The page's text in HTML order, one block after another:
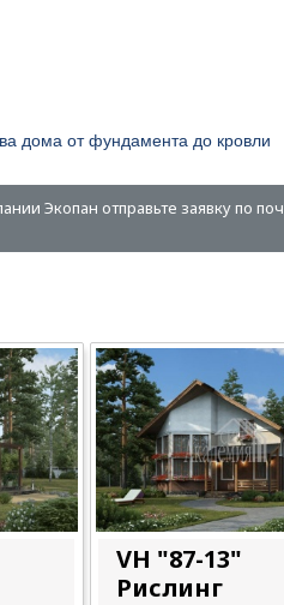
дома от фундамента до кровли
Экопан отправьте заявку по
VH "87-13"
Рислинг